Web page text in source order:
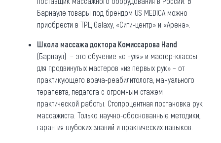
Барнауле товары под брендом US MEDICA можно
приобрести в ТРЦ Galaxy, «Сити-центр» и «Арена».
Школа массажа доктора Комиссарова Hand
(Барнаул) – это обучение «с нуля» и мастер-классы
для продвинутых мастеров «из первых рук» – от
практикующего врача-реабилитолога, мануального
терапевта, педагога с огромным стажем
практической работы. Стопроцентная постановка рук
массажиста. Только научно-обоснованные методики,
гарантия глубоких знаний и практических навыков.